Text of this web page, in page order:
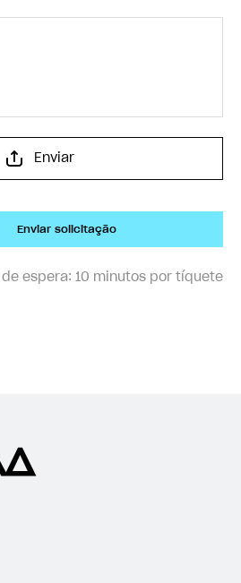
Enviar
Enviar solicitação
de espera: 10 minutos por tíquete